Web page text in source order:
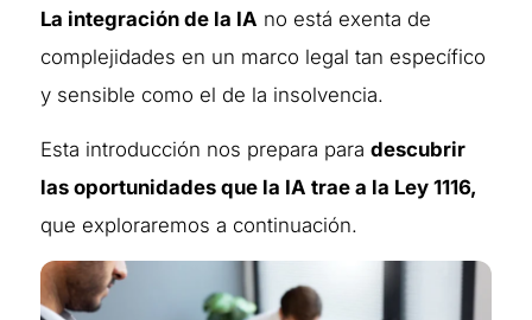
La integración de la IA no está exenta de
complejidades en un marco legal tan específico
y sensible como el de la insolvencia.
Esta introducción nos prepara para descubrir
las oportunidades que la IA trae a la Ley 1116,
que exploraremos a continuación.